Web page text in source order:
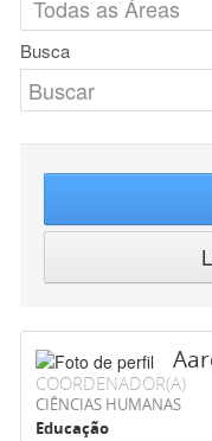
Busca
COORDENADOR(A)
CIÊNCIAS HUMANAS
Educação